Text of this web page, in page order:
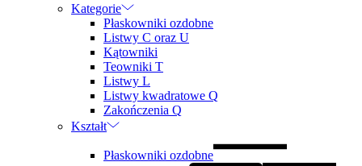
Kategorie
Płaskowniki ozdobne
Listwy C oraz U
Kątowniki
Teowniki T
Listwy L
Listwy kwadratowe Q
Zakończenia Q
Kształt
Płaskowniki ozdobne